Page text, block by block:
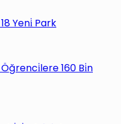
Yeni̇ Park
160 Bi̇n